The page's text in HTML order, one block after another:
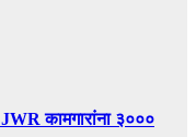
कामगारांना ३०००